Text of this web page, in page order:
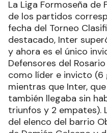
La Liga Formoseña
de los partidos
fecha del Torneo
destacado, Inter
y ahora es el único
Defensores del
como líder e invicto (6
mientras que Inter,
también llegaba sin
triunfos y 2 empates).
del elenco del barrio